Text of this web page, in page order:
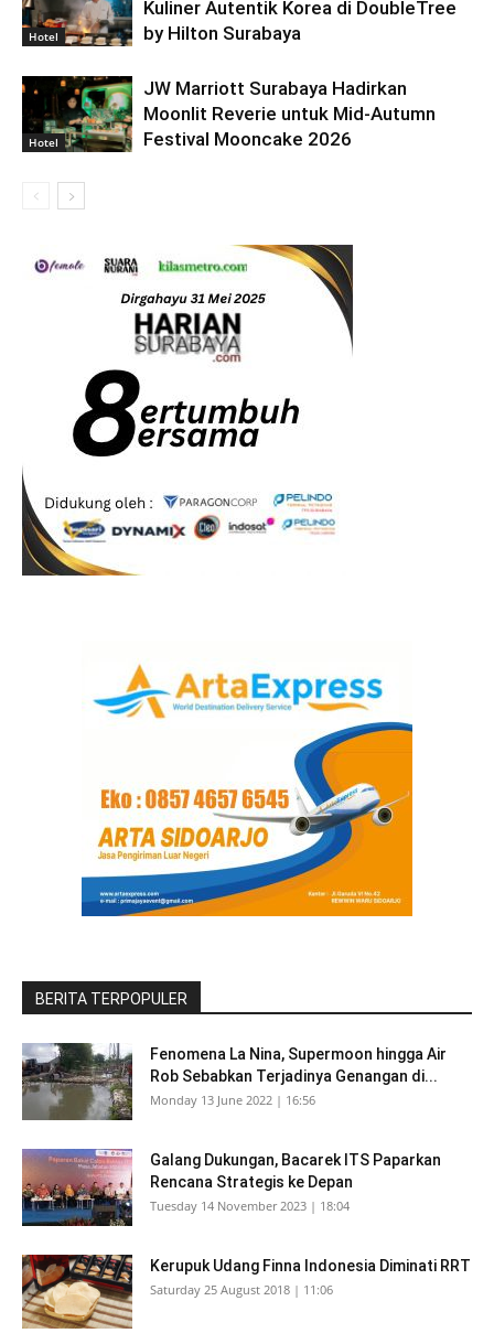
Hotel
Kuliner Autentik Korea di DoubleTree
by Hilton Surabaya
Hotel
JW Marriott Surabaya Hadirkan
Moonlit Reverie untuk Mid-Autumn
Festival Mooncake 2026
BERITA TERPOPULER
Fenomena La Nina, Supermoon hingga Air
Rob Sebabkan Terjadinya Genangan di...
Monday 13 June 2022 | 16:56
Galang Dukungan, Bacarek ITS Paparkan
Rencana Strategis ke Depan
Tuesday 14 November 2023 | 18:04
Kerupuk Udang Finna Indonesia Diminati RRT
Saturday 25 August 2018 | 11:06